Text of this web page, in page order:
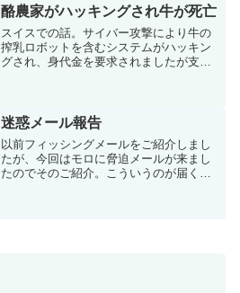
（司令塔...
酪農家がハッキングされ牛が死亡
スイスでの話。サイバー攻撃により牛の
搾乳ロボットを含むシステムがハッキン
グされ、身代金を要求されましたが支払
市域にある農村Ha...
迷惑メール報告
以前フィッシングメールをご紹介しまし
たが、今回はモロに脅迫メールが来まし
たのでそのご紹介。こういうのが届く